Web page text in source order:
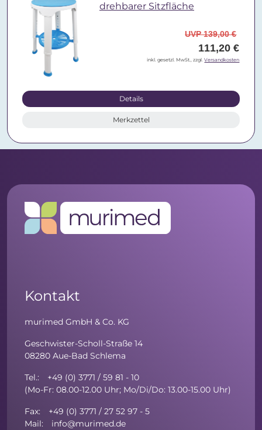
drehbarer Sitzfläche
UVP 139,00 €
111,20 €
inkl. gesetzl. MwSt., zzgl.Versandkosten
Details
Merkzettel
Kontakt
murimed GmbH & Co. KG
Geschwister-Scholl-Straße 14
08280 Aue-Bad Schlema
Tel.: +49 (0) 3771 / 59 81 - 10
(Mo-Fr: 08.00-12.00 Uhr; Mo/Di/Do: 13.00-15.00 Uhr)
Fax: +49 (0) 3771 / 27 52 97 - 5
Mail: info@murimed.de